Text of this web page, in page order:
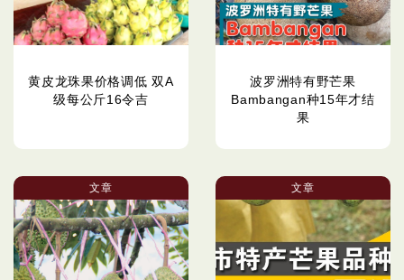
黄皮龙珠果价格调低 双A
级每公斤16令吉
波罗洲特有野芒果
Bambangan种15年才结
果
文章 文章